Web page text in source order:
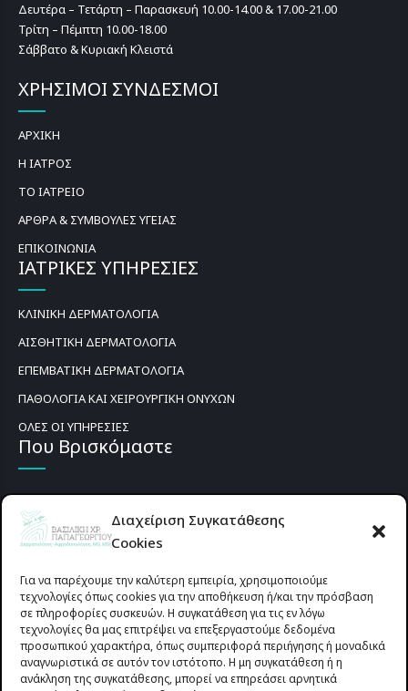
Διαχείριση Συγκατάθεσης
Cookies
Για να παρέχουμε την καλύτερη εμπειρία, χρησιμοποιούμε
τεχνολογίες όπως cookies για την αποθήκευση ή/και την πρόσβαση
σε πληροφορίες συσκευών. Η συγκατάθεση για τις εν λόγω
τεχνολογίες θα μας επιτρέψει να επεξεργαστούμε δεδομένα
προσωπικού χαρακτήρα, όπως συμπεριφορά περιήγησης ή μοναδικά
αναγνωριστικά σε αυτόν τον ιστότοπο. Η μη συγκατάθεση ή η
ανάκληση της συγκατάθεσης, μπορεί να επηρεάσει αρνητικά
Δευτέρα – Τετάρτη – Παρασκευή 10.00-14.00 & 17.00-21.00
Τρίτη – Πέμπτη 10.00-18.00
Σάββατο & Κυριακή Κλειστά
ΧΡΗΣΙΜΟΙ ΣΥΝΔΕΣΜΟΙ
ΑΡΧΙΚΗ
Η ΙΑΤΡΟΣ
ΤΟ ΙΑΤΡΕΙΟ
ΑΡΘΡΑ & ΣΥΜΒΟΥΛΕΣ ΥΓΕΙΑΣ
ΕΠΙΚΟΙΝΩΝΙΑ
ΙΑΤΡΙΚΕΣ ΥΠΗΡΕΣΙΕΣ
ΚΛΙΝΙΚΗ ΔΕΡΜΑΤΟΛΟΓΙΑ
ΑΙΣΘΗΤΙΚΗ ΔΕΡΜΑΤΟΛΟΓΙΑ
ΕΠΕΜΒΑΤΙΚΗ ΔΕΡΜΑΤΟΛΟΓΙΑ
ΠΑΘΟΛΟΓΙΑ ΚΑΙ ΧΕΙΡΟΥΡΓΙΚΗ ΟΝΥΧΩΝ
ΟΛΕΣ ΟΙ ΥΠΗΡΕΣΙΕΣ
Που Βρισκόμαστε